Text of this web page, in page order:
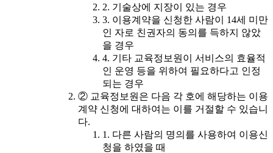
2. 기술상에 지장이 있는 경우
3. 이용계약을 신청한 사람이 14세 미만
인 자로 친권자의 동의를 득하지 않았
을 경우
4. 기타 교육정보원이 서비스의 효율적
인 운영 등을 위하여 필요하다고 인정
되는 경우
② 교육정보원은 다음 각 호에 해당하는 이용
계약 신청에 대하여는 이를 거절할 수 있습니
다.
1. 다른 사람의 명의를 사용하여 이용신
청을 하였을 때